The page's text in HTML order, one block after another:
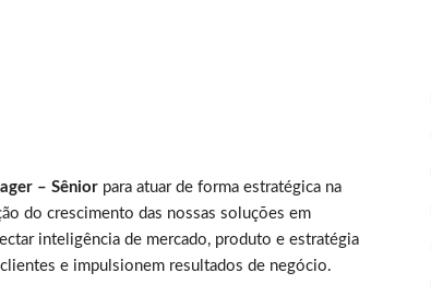
– Sênior para atuar de forma estratégica na
do crescimento das nossas soluções em
inteligência de mercado, produto e estratégia
e impulsionem resultados de negócio.